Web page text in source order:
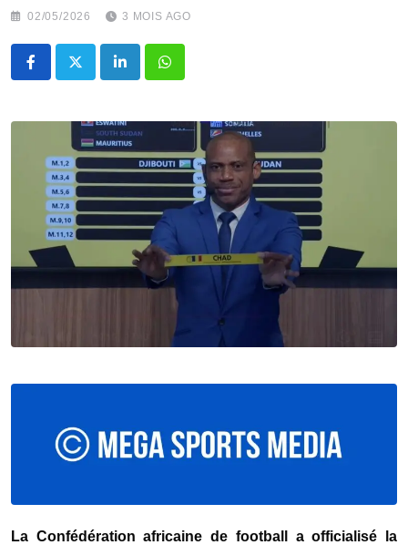
02/05/2026 3 MOIS AGO
LinkedInWhatsapp
La Confédération africaine de football a officialisé la